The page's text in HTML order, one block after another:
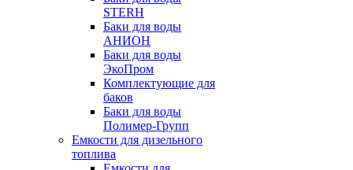
STERH
Баки для воды
АНИОН
Баки для воды
ЭкоПром
Комплектующие для
баков
Баки для воды
Полимер-Групп
Емкости для дизельного
топлива